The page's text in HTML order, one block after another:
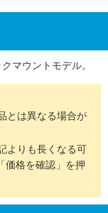
マウントモデル。
とは異なる場合が
よりも長くなる可
価格を確認」を押